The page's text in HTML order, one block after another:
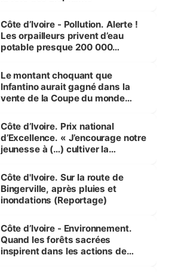
Côte d’Ivoire - Pollution. Alerte !
Les orpailleurs privent d’eau
potable presque 200 000
Le montant choquant que
Infantino aurait gagné dans la
vente de la Coupe du monde
Côte d’Ivoire. Prix national
d’Excellence. « J’encourage notre
jeunesse à (…) cultiver la
(Alassane Ouattara
Côte d'Ivoire. Sur la route de
Bingerville, après pluies et
inondations (Reportage)
Côte d’Ivoire - Environnement.
Quand les forêts sacrées
inspirent dans les actions de